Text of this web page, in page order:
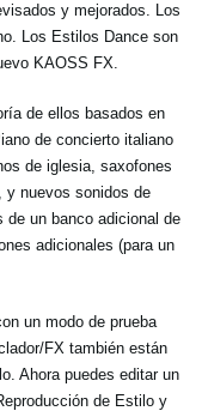
y mejorados. Los
Los Estilos Dance son
KAOSS FX.
de ellos basados en
de concierto italiano
de iglesia, saxofones
y nuevos sonidos de
un banco adicional de
adicionales (para un
un modo de prueba
FX también están
Ahora puedes editar un
de Estilo y